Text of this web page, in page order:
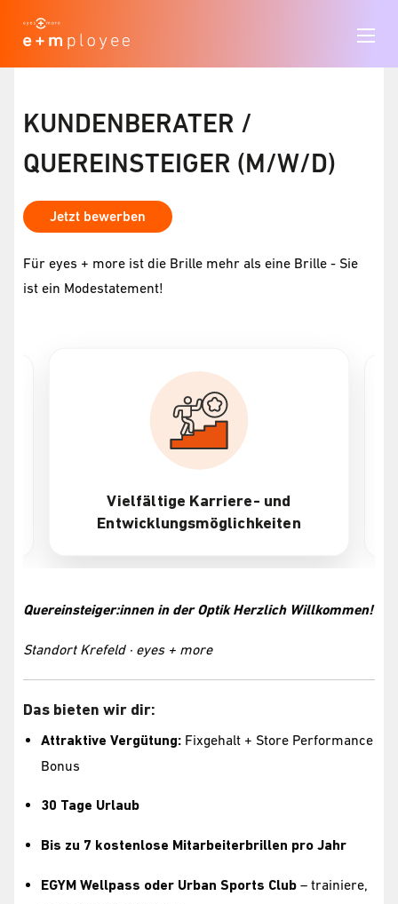
KUNDENBERATER /
QUEREINSTEIGER (M/W/D)
Jetzt bewerben
Für eyes + more ist die Brille mehr als eine Brille - Sie
ist ein Modestatement!
Vielfältige Karriere- und
Entwicklungsmöglichkeiten
Quereinsteiger:innen in der Optik Herzlich Willkommen!
Standort Krefeld · eyes + more
Das bieten wir dir:
Attraktive Vergütung: Fixgehalt + Store Performance
Bonus
30 Tage Urlaub
Bis zu 7 kostenlose Mitarbeiterbrillen pro Jahr
EGYM Wellpass oder Urban Sports Club – trainiere,